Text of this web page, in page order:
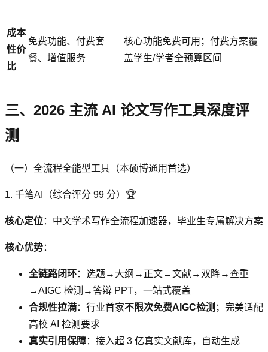
成本
性价
比
免费功能、付费套
餐、增值服务
核心功能免费可用；付费方案覆
盖学生/学者全预算区间
三、2026 主流 AI 论文写作工具深度评
测
（一）全流程全能型工具（本硕博通用首选）
1. 千笔AI（综合评分 99 分）🏆
核心定位：中文学术写作全流程加速器，毕业生专属解决方案
核心优势：
全链路闭环：选题→大纲→正文→文献→双降→查重
→AIGC 检测→答辩 PPT，一站式覆盖
合规性拉满：行业首家不限次免费AIGC检测 ；完美适配
高校 AI 检测要求
真实引用保障：接入超 3 亿真实文献库，自动生成